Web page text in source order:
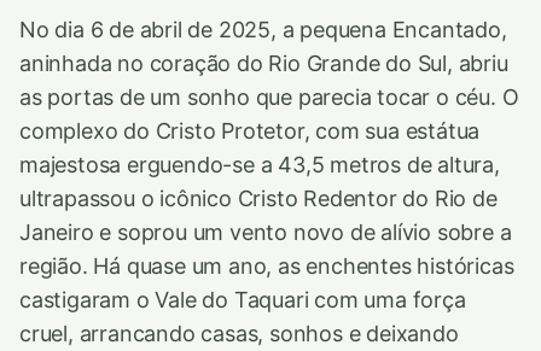
No dia 6 de abril de 2025, a pequena Encantado,
aninhada no coração do Rio Grande do Sul, abriu
as portas de um sonho que parecia tocar o céu. O
complexo do Cristo Protetor, com sua estátua
majestosa erguendo-se a 43,5 metros de altura,
ultrapassou o icônico Cristo Redentor do Rio de
Janeiro e soprou um vento novo de alívio sobre a
região. Há quase um ano, as enchentes históricas
castigaram o Vale do Taquari com uma força
cruel, arrancando casas, sonhos e deixando